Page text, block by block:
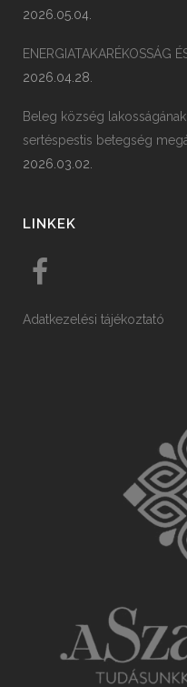
2026.05.04.
ENERGIATAKARÉKOSSÁG
2026.04.28.
Beleg község
sertéspestis betegség
2026.03.02.
LINKEK
Adatkezelési tájékoztató